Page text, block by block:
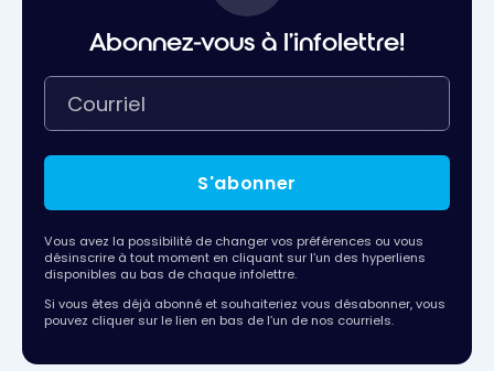
Abonnez-vous à l'infolettre!
S'abonner
Vous avez la possibilité de changer vos préférences ou vous
désinscrire à tout moment en cliquant sur l’un des hyperliens
disponibles au bas de chaque infolettre.
Si vous êtes déjà abonné et souhaiteriez vous désabonner, vous
pouvez cliquer sur le lien en bas de l’un de nos courriels.